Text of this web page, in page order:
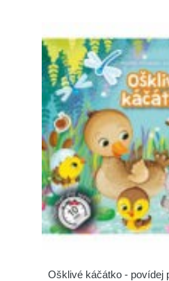
Ošklivé káčátko - povídej